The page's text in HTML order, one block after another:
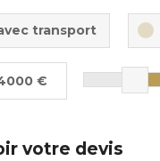
transport
€
votre devis